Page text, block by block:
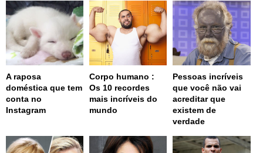
A raposa
doméstica que tem
conta no
Instagram
Corpo humano :
Os 10 recordes
mais incríveis do
mundo
Pessoas incríveis
que você não vai
acreditar que
existem de
verdade